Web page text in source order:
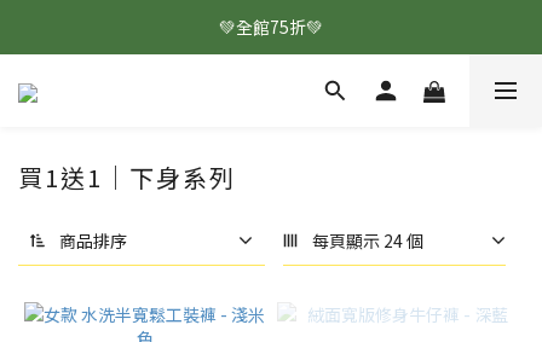
💚全館75折💚
買1送1｜下身系列
商品排序 每頁顯示 24 個